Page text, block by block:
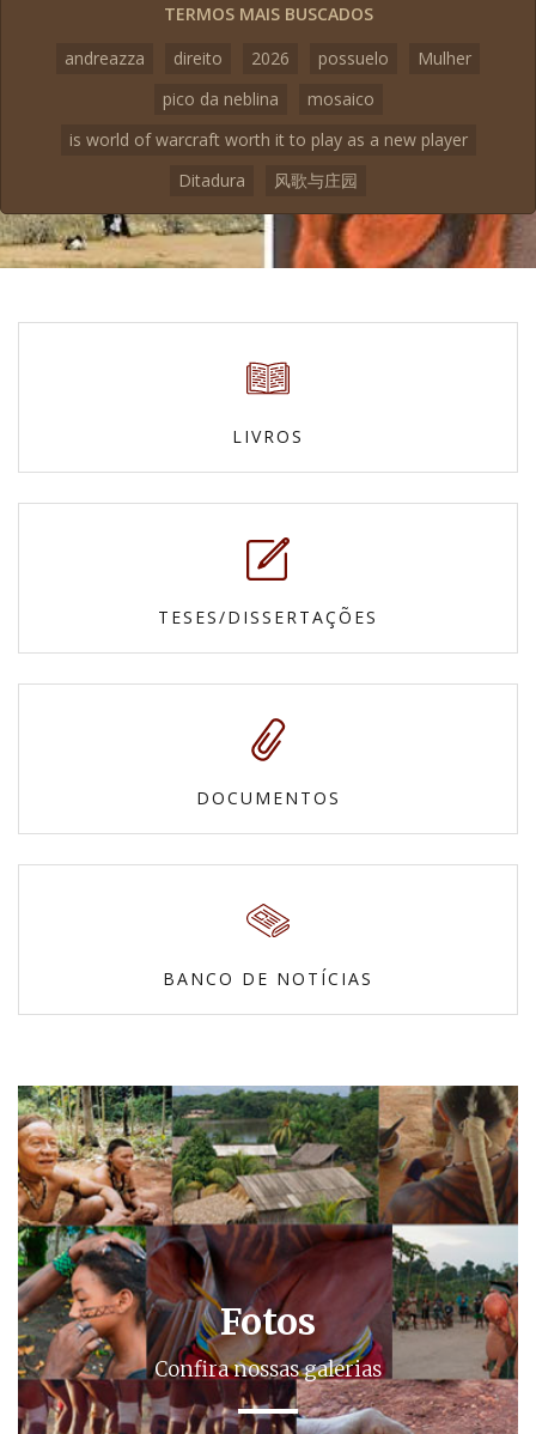
TERMOS MAIS BUSCADOS
andreazza
direito 2026 possuelo
Mulher
pico da neblina
mosaico
is world of warcraft worth it to play as a new player
Ditadura
风歌与庄园
LIVROS
TESES/DISSERTAÇÕES
DOCUMENTOS
BANCO DE NOTÍCIAS
Fotos
Confira nossas galerias